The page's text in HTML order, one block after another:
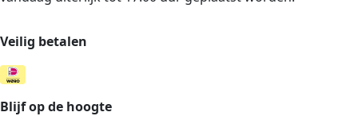
Veilig betalen
Blijf op de hoogte